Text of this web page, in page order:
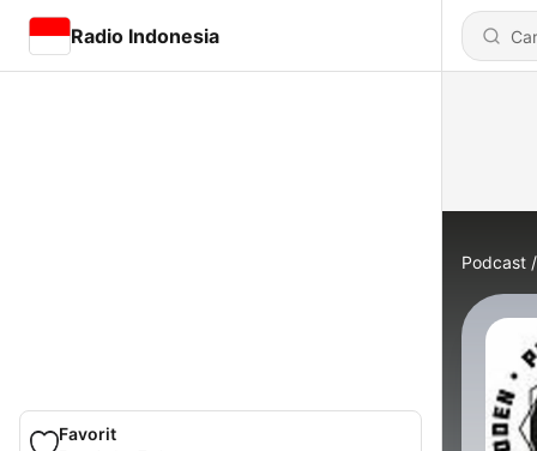
Radio Indonesia
Favorit
Podcast